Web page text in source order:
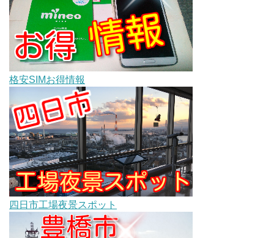
格安SIMお得情報
四日市工場夜景スポット